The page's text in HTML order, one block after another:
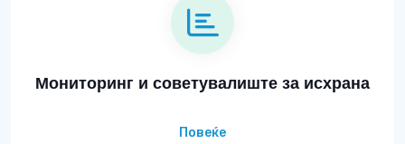
Мониторинг и советувалиште за исхрана
Повеќе